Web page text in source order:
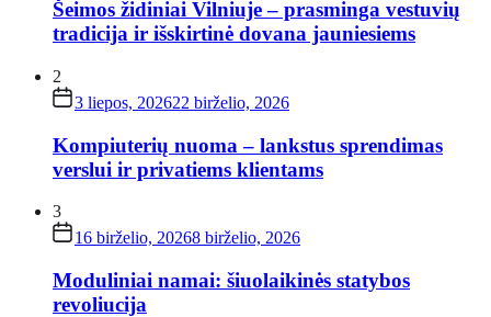
Šeimos židiniai Vilniuje – prasminga vestuvių
tradicija ir išskirtinė dovana jauniesiems
2
3 liepos, 202622 birželio, 2026
Kompiuterių nuoma – lankstus sprendimas
verslui ir privatiems klientams
3
16 birželio, 20268 birželio, 2026
Moduliniai namai: šiuolaikinės statybos
revoliucija